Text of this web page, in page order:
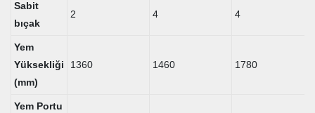
Sabit
bıçak
2 4 4
Yem
Yüksekliği
(mm)
1360 1460 1780
Yem Portu